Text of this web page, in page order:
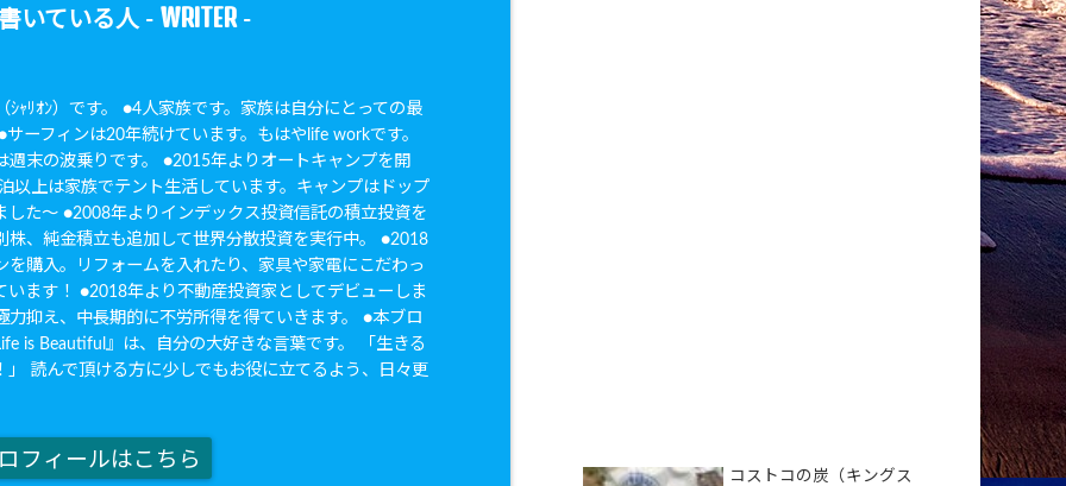
いている人 - WRITER-
ｼｬﾘｵﾝ）です。 ●4人家族です。家族は自分にとっての最
ーフィンは20年続けています。もはやlife workです。
週末の波乗りです。 ●2015年よりオートキャンプを開
以上は家族でテント生活しています。キャンプはドップ
した〜 ●2008年よりインデックス投資信託の積立投資を
株、純金積立も追加して世界分散投資を実行中。 ●2018
を購入。リフォームを入れたり、家具や家電にこだわっ
います！ ●2018年より不動産投資家としてデビューしま
力抑え、中長期的に不労所得を得ていきます。 ●本ブロ
is Beautiful』は、自分の大好きな言葉です。 「生きる
」 読んで頂ける方に少しでもお役に立てるよう、日々更
フィールはこちら
コストコの炭（キングス